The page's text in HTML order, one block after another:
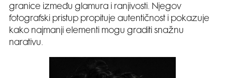
granice između glamura i ranjivosti. Njegov
fotografski pristup propituje autentičnost i pokazuje
kako najmanji elementi mogu graditi snažnu
narativu.